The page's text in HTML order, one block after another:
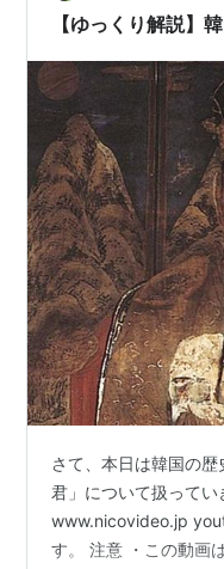
【ゆっくり解説】
さて、本日は韓国の
君」について扱って
www.nicovideo.jp
す。 注意 ・この動画